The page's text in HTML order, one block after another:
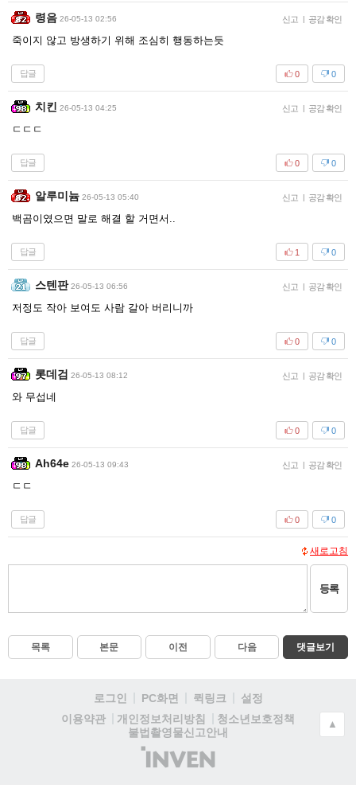
령음 26-05-13 02:56 신고 | 공감 확인
죽이지 않고 방생하기 위해 조심히 행동하는듯
답글 0
0
치킨 26-05-13 04:25 신고 | 공감 확인
ㄷㄷㄷ
답글 0
0
알루미늄 26-05-13 05:40 신고 | 공감 확인
백곰이였으면 말로 해결 할 거면서..
답글 0
1
스텐판 26-05-13 06:56 신고 | 공감 확인
저정도 작아 보여도 사람 갈아 버리니까
답글 0
0
롯데검 26-05-13 08:12 신고 | 공감 확인
와 무섭네
답글 0
0
Ah64e 26-05-13 09:43 신고 | 공감 확인
ㄷㄷ
답글 0
0
새로고침
등록
목록 본문 이전 다음 댓글보기
로그인 PC화면 퀵링크
설정
이용약관
개인정보처리방침
청소년보호정책
불법촬영물신고안내
(주)
인
▲